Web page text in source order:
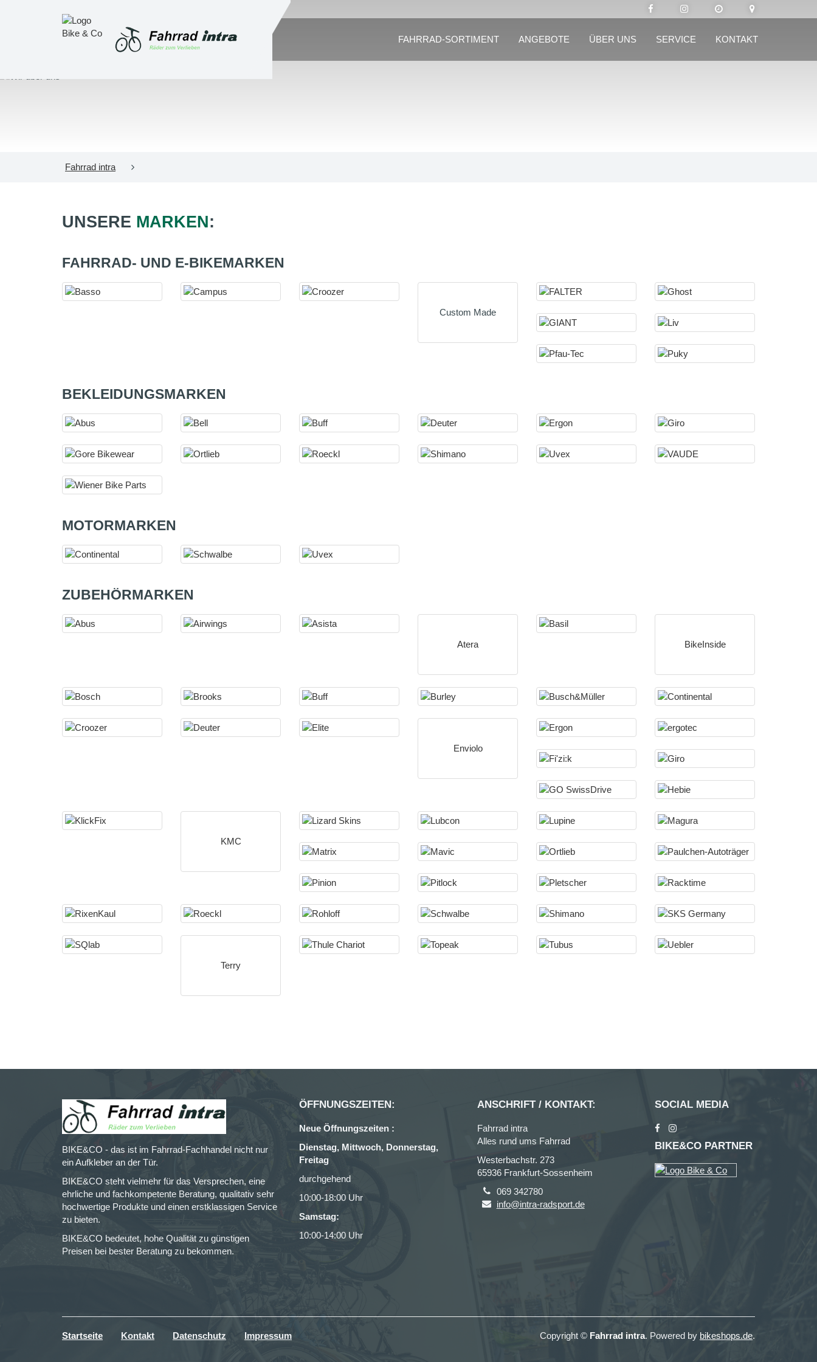
FAHRRAD-SORTIMENT ANGEBOTE ÜBER UNS SERVICE KONTAKT
Fahrrad intra
UNSERE MARKEN:
FAHRRAD- UND E-BIKEMARKEN
Custom Made
BEKLEIDUNGSMARKEN
MOTORMARKEN
ZUBEHÖRMARKEN
Atera BikeInside
Enviolo
KMC
Terry
BIKE&CO - das ist im Fahrrad-Fachhandel nicht nur
ein Aufkleber an der Tür.
BIKE&CO steht vielmehr für das Versprechen, eine
ehrliche und fachkompetente Beratung, qualitativ sehr
hochwertige Produkte und einen erstklassigen Service
zu bieten.
BIKE&CO bedeutet, hohe Qualität zu günstigen
Preisen bei bester Beratung zu bekommen.
ÖFFNUNGSZEITEN:
Neue Öffnungszeiten :
Dienstag, Mittwoch, Donnerstag,
Freitag
durchgehend
10:00-18:00 Uhr
Samstag:
10:00-14:00 Uhr
ANSCHRIFT / KONTAKT:
Fahrrad intra
Alles rund ums Fahrrad
Westerbachstr. 273
65936 Frankfurt-Sossenheim
069 342780
info@intra-radsport.de
SOCIAL MEDIA
BIKE&CO PARTNER
Startseite Kontakt Datenschutz Impressum Copyright © Fahrrad intra. Powered by bikeshops.de.